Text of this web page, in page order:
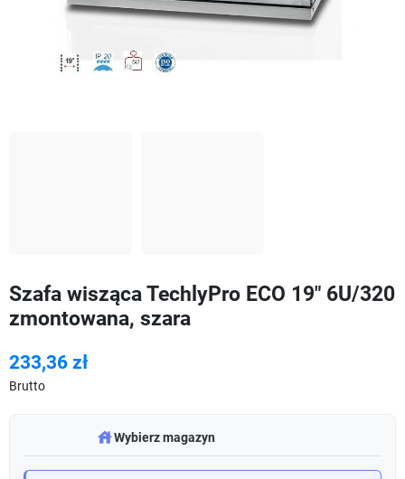
Szafa wisząca TechlyPro ECO 19" 6U/320
zmontowana, szara
233,36 zł
Brutto
warehouseWybierz magazyn